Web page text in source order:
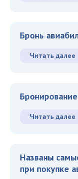
Бронь
Читать далее
Читать далее
Названы
при покупке